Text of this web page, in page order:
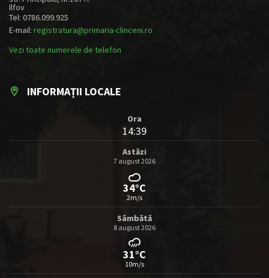
Ilfov
Tel: 0786.099.925
E-mail: registratura@primaria-clinceni.ro
Vezi toate numerele de telefon
INFORMAȚII LOCALE
Ora
14:39
Astăzi
7 august 2026
34°C
2m/s
Sâmbătă
8 august 2026
31°C
10m/s